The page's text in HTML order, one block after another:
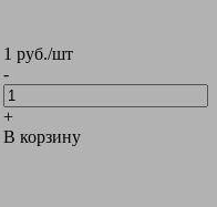
1 руб./шт
-
+
В корзину